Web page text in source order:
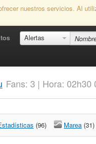
nuestros servicios. Al
Alertas
Fans: 3 | Hora:
(96) Marea (31)